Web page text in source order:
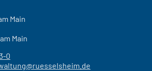
Main
Main
0
ruesselsheim de